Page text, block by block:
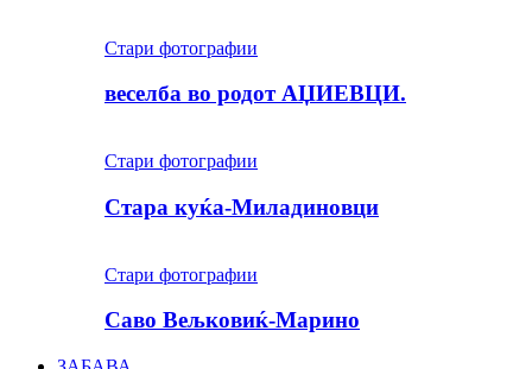
Стари фотографии
веселба во родот АЏИЕВЦИ.
Стари фотографии
Стара куќа-Миладиновци
Стари фотографии
Саво Вељковиќ-Марино